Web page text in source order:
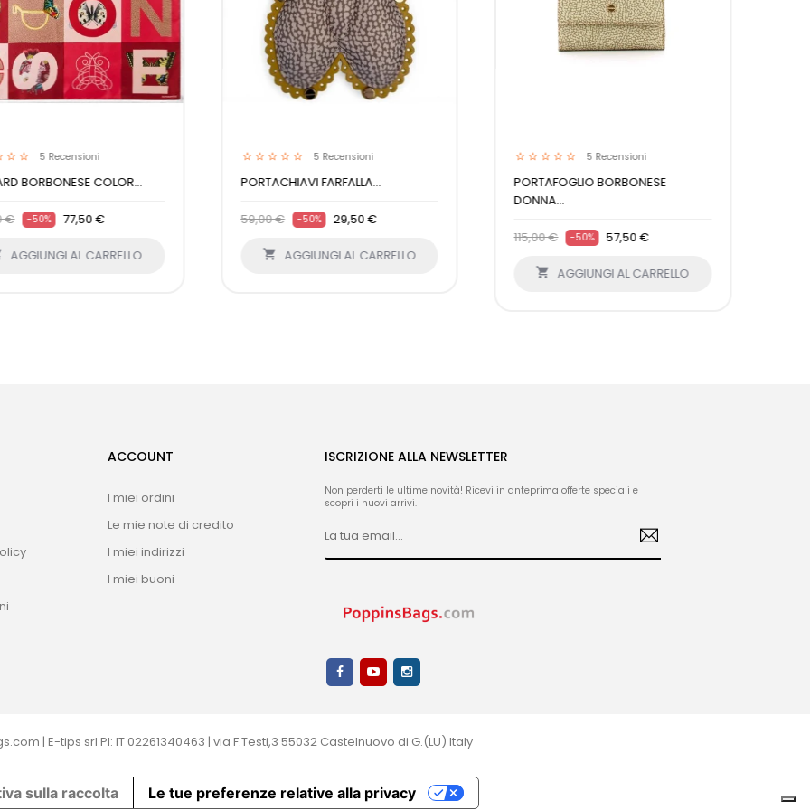
5 Recensioni
BORBONESE COLOR...
€ -50% 77,50 €
AGGIUNGI AL CARRELLO
5 Recensioni
PORTACHIAVI FARFALLA...
59,00 € -50% 29,50 €
 AGGIUNGI AL CARRELLO
5 Recensioni
PORTAFOGLIO BORBONESE
DONNA...
115,00 € -50% 57,50 €
 AGGIUNGI AL CARRELLO
ACCOUNT
I miei ordini
Le mie note di credito
I miei indirizzi
I miei buoni
ISCRIZIONE ALLA NEWSLETTER
Non perderti le ultime novità! Ricevi in anteprima offerte speciali e
scopri i nuovi arrivi.
| E-tips srl PI: IT 02261340463 | via F.Testi,3 55032 Castelnuovo di G.(LU) Italy
sulla raccolta Le tue preferenze relative alla privacy